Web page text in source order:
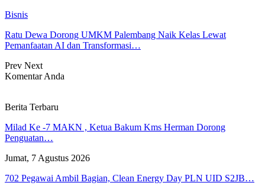
Bisnis
Ratu Dewa Dorong UMKM Palembang Naik Kelas Lewat
Pemanfaatan AI dan Transformasi…
Prev Next
Komentar Anda
Berita Terbaru
Milad Ke -7 MAKN , Ketua Bakum Kms Herman Dorong
Penguatan…
Jumat, 7 Agustus 2026
702 Pegawai Ambil Bagian, Clean Energy Day PLN UID S2JB…